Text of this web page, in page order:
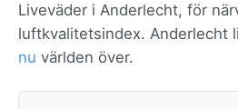
Liveväder i Anderlecht, för
luftkvalitetsindex. Anderlecht
nu världen över.